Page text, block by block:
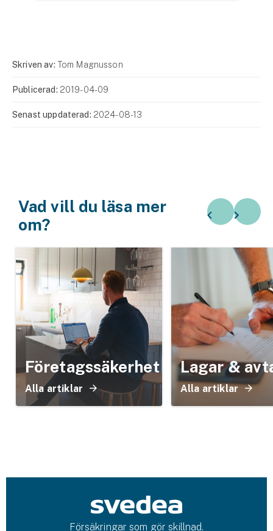
Skriven av: Tom Magnusson
Publicerad: 2019-04-09
Senast uppdaterad: 2024-08-13
Vad vill du läsa mer
om?
Företagssäkerhet
Alla artiklar
Lagar &
Alla artiklar
Försäkringar som gör skillnad.